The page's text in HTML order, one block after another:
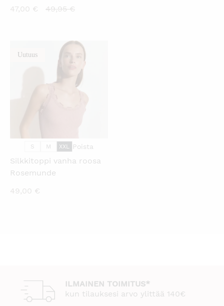
47,00 €
Nykyinen
47,00 €.
49,95€Alkuperäinen
49,95 €.
UutuusKATSO PIKANÄKYMÄ
S M XXL Poista
Silkkitoppi vanha roosa
Rosemunde
49,00 €
ILMAINEN TOIMITUS*
kun tilauksesi arvo ylittää 140€